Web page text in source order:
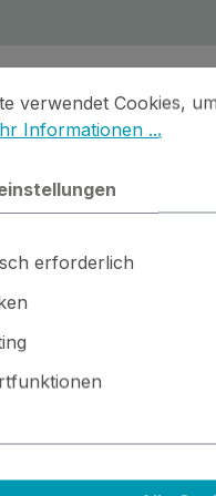
Die Farbe
feiner Sprühfarbe
Cookies, um
verwendet Cookies,
Informationen ...
erforderlich